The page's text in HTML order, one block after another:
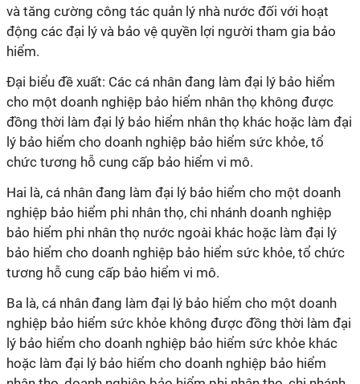
và tăng cường công tác quản lý nhà nước đối với hoạt
động các đại lý và bảo vệ quyền lợi người tham gia bảo
hiểm.
Đại biểu đề xuất: Các cá nhân đang làm đại lý bảo hiểm
cho một doanh nghiệp bảo hiểm nhân thọ không được
đồng thời làm đại lý bảo hiểm nhân thọ khác hoặc làm đại
lý bảo hiểm cho doanh nghiệp bảo hiểm sức khỏe, tổ
chức tương hỗ cung cấp bảo hiểm vi mô.
Hai là, cá nhân đang làm đại lý bảo hiểm cho một doanh
nghiệp bảo hiểm phi nhân thọ, chi nhánh doanh nghiệp
bảo hiểm phi nhân thọ nước ngoài khác hoặc làm đại lý
bảo hiểm cho doanh nghiệp bảo hiểm sức khỏe, tổ chức
tương hỗ cung cấp bảo hiểm vi mô.
Ba là, cá nhân đang làm đại lý bảo hiểm cho một doanh
nghiệp bảo hiểm sức khỏe không được đồng thời làm đại
lý bảo hiểm cho doanh nghiệp bảo hiểm sức khỏe khác
hoặc làm đại lý bảo hiểm cho doanh nghiệp bảo hiểm